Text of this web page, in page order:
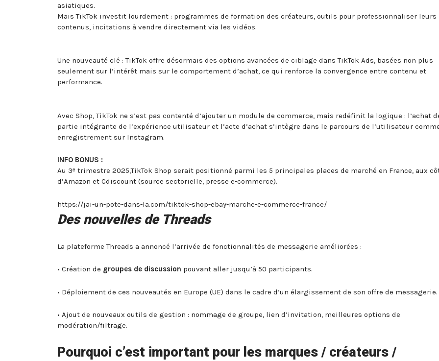
asiatiques.
Mais TikTok investit lourdement : programmes de formation des créateurs, outils pour professionnaliser leurs
contenus, incitations à vendre directement via les vidéos.
Une nouveauté clé : TikTok offre désormais des options avancées de ciblage dans TikTok Ads, basées non plus
seulement sur l’intérêt mais sur le comportement d’achat, ce qui renforce la convergence entre contenu et
performance.
Avec Shop, TikTok ne s’est pas contenté d’ajouter un module de commerce, mais redéfinit la logique : l’achat
partie intégrante de l’expérience utilisateur et l’acte d’achat s’intègre dans le parcours de l’utilisateur
enregistrement sur Instagram.
INFO BONUS :
Au 3ᵉ trimestre 2025,TikTok Shop serait positionné parmi les 5 principales places de marché en France, aux
d’Amazon et Cdiscount (source sectorielle, presse e-commerce).
https://jai-un-pote-dans-la.com/tiktok-shop-ebay-marche-e-commerce-france/
Des nouvelles de Threads
La plateforme Threads a annoncé l’arrivée de fonctionnalités de messagerie améliorées :
• Création de groupes de discussion pouvant aller jusqu’à 50 participants.
• Déploiement de ces nouveautés en Europe (UE) dans le cadre d’un élargissement de son offre de messagerie.
• Ajout de nouveaux outils de gestion : nommage de groupe, lien d’invitation, meilleures options de
modération/filtrage.
Pourquoi c’est important pour les marques / créateurs /